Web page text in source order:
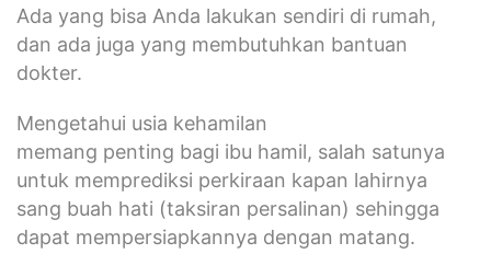
Ada yang bisa Anda lakukan sendiri di rumah,
dan ada juga yang membutuhkan bantuan
dokter.
Mengetahui usia kehamilan
memang penting bagi ibu hamil, salah satunya
untuk memprediksi perkiraan kapan lahirnya
sang buah hati (taksiran persalinan) sehingga
dapat mempersiapkannya dengan matang.